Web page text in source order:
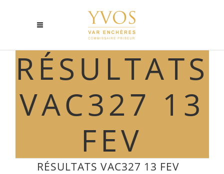
RÉSULTATS
VAC327 13
FEV
RÉSULTATS VAC327 13 FEV